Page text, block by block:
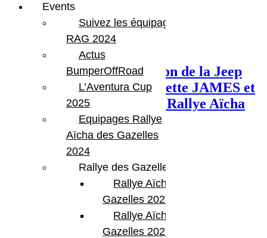
Timelapse de la préparation de la Jeep
JK de l’équipage 403 Jeanette JAMES et
Anne-Marie BORG sur le Rallye Aïcha
des Gazelles
Events
Suivez les équipages
RAG 2024
Actus
BumperOffRoad
L’Aventura Cup
2025
Equipages Rallye
Aïcha des Gazelles
2024
Rallye des Gazelles
Rallye Aïcha des
Gazelles 2023
Rallye Aïcha des
Gazelles 2022